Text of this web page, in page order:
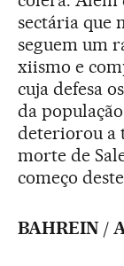
sectária que
seguem um
xiismo e
cuja defesa
da
deteriorou a
morte de
começo
BAHREIN /